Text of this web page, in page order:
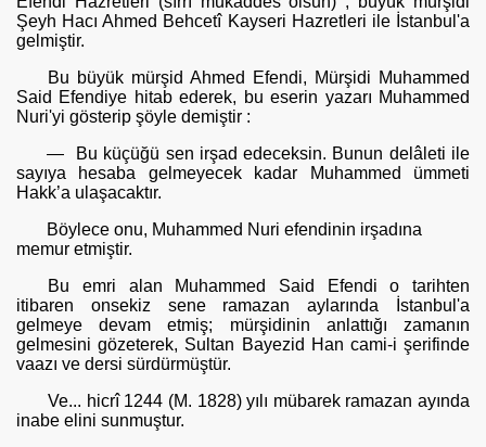
Şeyh Hacı Ahmed Behcetî Kayseri Hazretleri ile İs­tanbul'a
gelmiştir.
Bu büyük mürşid Ahmed Efendi, Mürşidi Muhammed
Said Efendiye hitab ederek, bu eserin yazarı Muhammed
Nuri'yi gösterip şöyle demiştir :
— Bu küçüğü sen irşad edeceksin. Bunun delâleti ile
sayıya hesaba gelmeyecek kadar Muhammed ümmeti
Hakk’a ulaşacaktır.
Böylece onu, Muhammed Nuri efendinin irşadına
memur etmiştir.
Bu emri alan Muhammed Said Efendi o tarihten
itibaren onsekiz sene ramazan aylarında İstanbul'a
gelmeye devam etmiş; mürşidinin anlattığı zamanın
gelmesini gözeterek, Sultan Bayezid Han cami-i şerifin­de
vaazı ve dersi sürdürmüştür.
Ve... hicrî 1244 (M. 1828) yılı mübarek ramazan ayında
inabe elini sunmuştur.